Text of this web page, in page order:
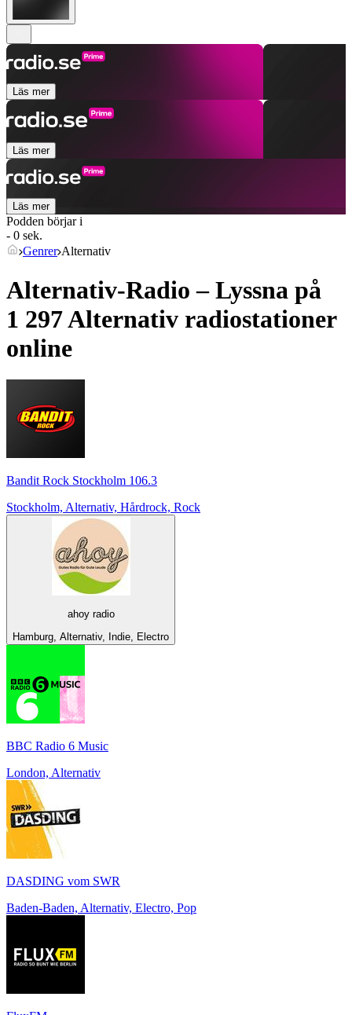
Läs mer
Läs mer
Läs mer
Podden börjar i
- 0 sek.
Genrer Alternativ
Alternativ-Radio – Lyssna på
1 297Alternativ radiostationer
online
Bandit Rock Stockholm 106.3
Stockholm, Alternativ, Hårdrock, Rock
ahoy radio
Hamburg, Alternativ, Indie, Electro
BBC Radio 6 Music
London, Alternativ
DASDING vom SWR
Baden-Baden, Alternativ, Electro, Pop